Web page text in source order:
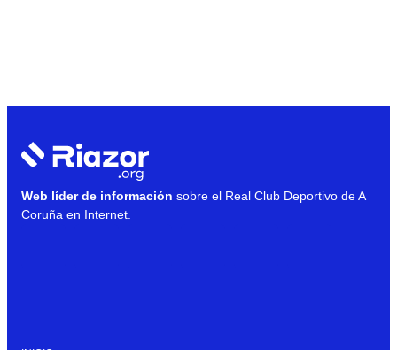
Web líder de información sobre el Real Club Deportivo de A
Coruña en Internet.